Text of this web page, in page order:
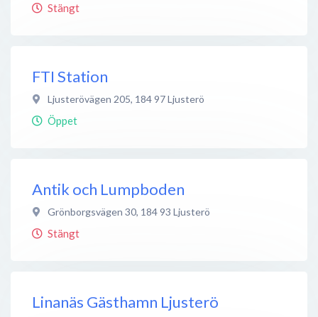
Stängt
FTI Station
Ljusterövägen 205, 184 97Ljusterö
Öppet
Antik och Lumpboden
Grönborgsvägen 30, 184 93 Ljusterö
Stängt
Linanäs Gästhamn Ljusterö